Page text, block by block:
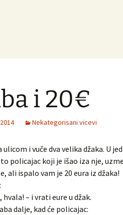
i 20€
Nekategorisani vicevi
ulicom i vuče dva velika džaka. U
policajac koji je išao iza nje,
ali ispalo vam je 20 eura iz džaka!
hvala! – i vrati eure u džak.
dalje, kad će policajac: